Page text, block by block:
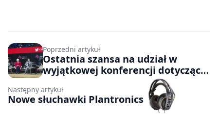
Poprzedni artykuł
Ostatnia szansa na udział w
wyjątkowej konferencji dotyczącej
Następny artykuł
Nowe słuchawki Plantronics